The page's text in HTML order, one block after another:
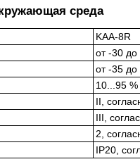
среда
KAA-8R
от -30 до
от -35 до
10...95
II,
III,
2,
IP20,